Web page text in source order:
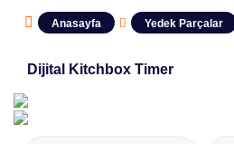
Anasayfa Yedek Parçalar
Dijital Kitchbox Timer